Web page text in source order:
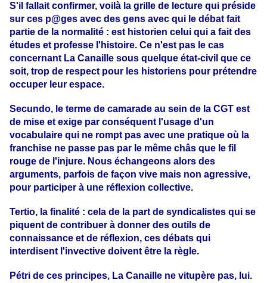
S'il fallait confirmer, voilà la grille de lecture qui préside
sur ces p@ges avec des gens avec qui le débat fait
partie de la normalité : est historien celui qui a fait des
études et professe l'histoire. Ce n'est pas le cas
concernant La Canaille sous quelque état-civil que ce
soit, trop de respect pour les historiens pour prétendre
occuper leur espace.
Secundo, le terme de camarade au sein de la CGT est
de mise et exige par conséquent l'usage d'un
vocabulaire qui ne rompt pas avec une pratique où la
franchise ne passe pas par le même châs que le fil
rouge de l'injure. Nous échangeons alors des
arguments, parfois de façon vive mais non agressive,
pour participer à une réflexion collective.
Tertio, la finalité : cela de la part de syndicalistes qui se
piquent de contribuer à donner des outils de
connaissance et de réflexion, ces débats qui
interdisent l'invective doivent être la règle.
Pétri de ces principes, La Canaille ne vitupère pas, lui.